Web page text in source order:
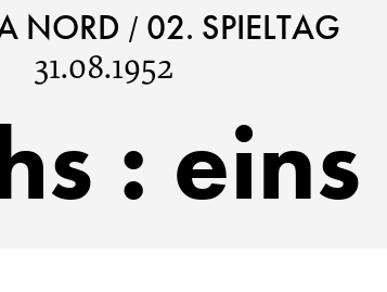
NORD / 02. SPIELTAG
31.08.1952
: eins